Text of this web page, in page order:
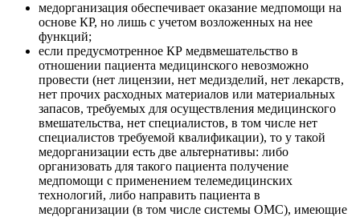
медорганизация обеспечивает оказание медпомощи на
основе КР, но лишь с учетом возложенных на нее
функций;
если предусмотренное КР медвмешательство в
отношении пациента медицинского невозможно
провести (нет лицензии, нет медизделий, нет лекарств,
нет прочих расходных материалов или материальных
запасов, требуемых для осуществления медицинского
вмешательства, нет специалистов, в том числе нет
специалистов требуемой квалификации), то у такой
медорганизации есть две альтернативы: либо
организовать для такого пациента получение
медпомощи с применением телемедицинских
технологий, либо направить пациента в
медорганизации (в том числе системы ОМС), имеющие